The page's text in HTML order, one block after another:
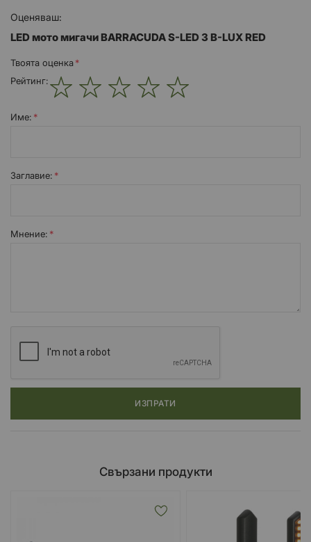
Оценяваш:
LED мото мигачи BARRACUDA S-LED 3 B-LUX RED
Твоята оценка
Рейтинг:
Име:
Заглавиe:
Мнение:
ИЗПРАТИ
Свързани продукти